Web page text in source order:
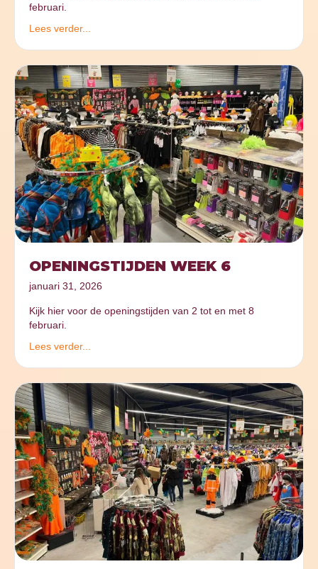
februari.
Lees verder...
OPENINGSTIJDEN WEEK 6
januari 31, 2026
Kijk hier voor de openingstijden van 2 tot en met 8
februari.
Lees verder...